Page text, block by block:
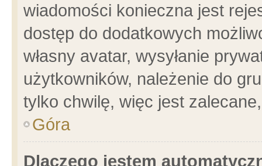
wiadomości konieczna jest
dostęp do dodatkowych
własny avatar, wysyłanie
użytkowników, należenie do
tylko chwilę, więc jest
Góra
Dlaczego jestem